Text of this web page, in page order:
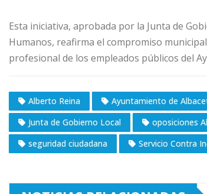
Esta iniciativa, aprobada por la Junta de
Humanos, reafirma el compromiso
profesional de los empleados públicos del
Alberto Reina Ayuntamiento de
Junta de Gobierno Local
oposiciones
seguridad ciudadana
Servicio Contra